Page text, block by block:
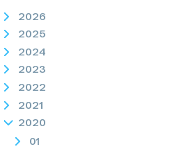
2026
2025
2024
2023
2022
2021
2020
01